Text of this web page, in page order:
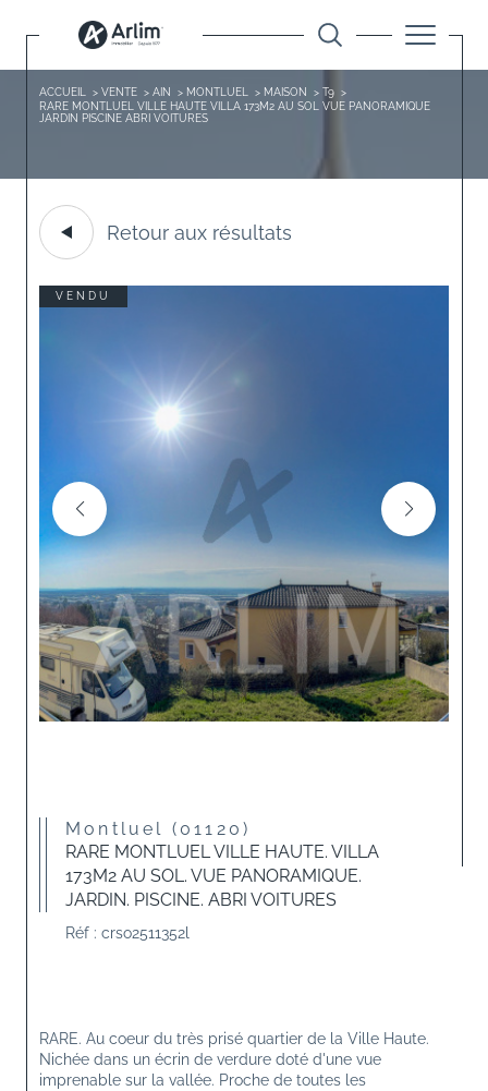
ACCUEIL VENTE AIN MONTLUEL MAISON
T9
RARE MONTLUEL VILLE HAUTE VILLA 173M2 AU SOL VUE PANORAMIQUE
JARDIN PISCINE ABRI VOITURES
Retour aux résultats
VENDU
Montluel (01120)
RARE MONTLUEL VILLE HAUTE. VILLA
173M2 AU SOL. VUE PANORAMIQUE.
JARDIN. PISCINE. ABRI VOITURES
Réf : crso2511352l
RARE. Au coeur du très prisé quartier de la Ville Haute.
Nichée dans un écrin de verdure doté d'une vue
imprenable sur la vallée. Proche de toutes les